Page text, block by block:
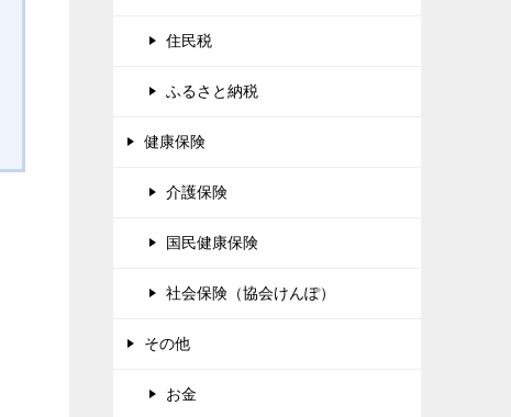
住民税
ふるさと納税
健康保険
介護保険
国民健康保険
社会保険（協会けんぽ）
その他
お金